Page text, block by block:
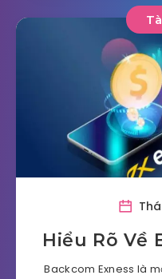
Hiểu Rõ Về
Backcom Exness là